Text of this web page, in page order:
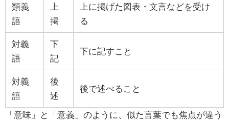
類義
語
上
掲
上に掲げた図表・文言などを受け
る
対義
語
下
記
下に記すこと
対義
語
後
述
後で述べること
「意味」と「意義」のように、似た言葉でも焦点が違う